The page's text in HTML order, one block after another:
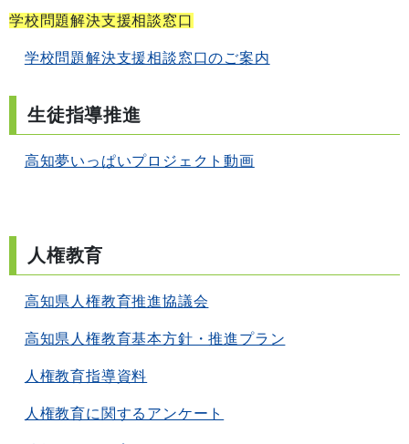
学校問題解決支援相談窓口
学校問題解決支援相談窓口のご案内
生徒指導推進
高知夢いっぱいプロジェクト動画
人権教育
高知県人権教育推進協議会
高知県人権教育基本方針・推進プラン
人権教育指導資料
人権教育に関するアンケート